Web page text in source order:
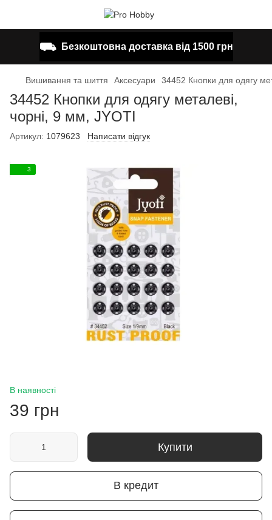
⛟ Безкоштовна доставка від 1500 грн
Вишивання та шиття Аксесуари 34452 Кнопки для одягу
34452 Кнопки для одягу металеві,
чорні, 9 мм, JYOTI
Артикул: 1079623 Написати відгук
3
В наявності
39 грн
Купити
В кредит